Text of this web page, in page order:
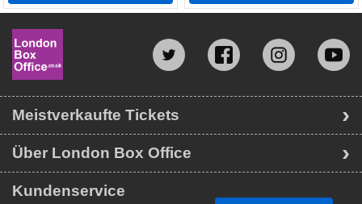
Meistverkaufte Tickets
Über London Box Office
Kundenservice